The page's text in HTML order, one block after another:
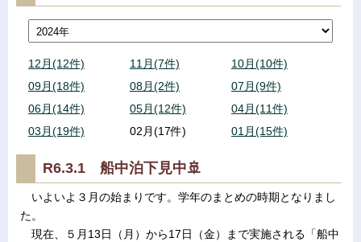
12月(12件) 11月(7件)
10月(10件)
09月(18件)
08月(2件)
07月(9件)
06月(14件)
05月(12件)
04月(11件)
03月(19件)
02月(17件) 01月(15件)
R6.3.1 船中泊下見中🚢
いよいよ３月の始まりです。学年のまとめの時期となりまし
た。
現在、５月13日（月）から17日（金）まで実施される「船中